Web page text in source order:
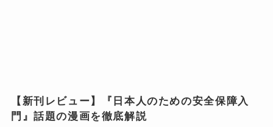
【新刊レビュー】『日本人のための安全保障入
門』話題の漫画を徹底解説